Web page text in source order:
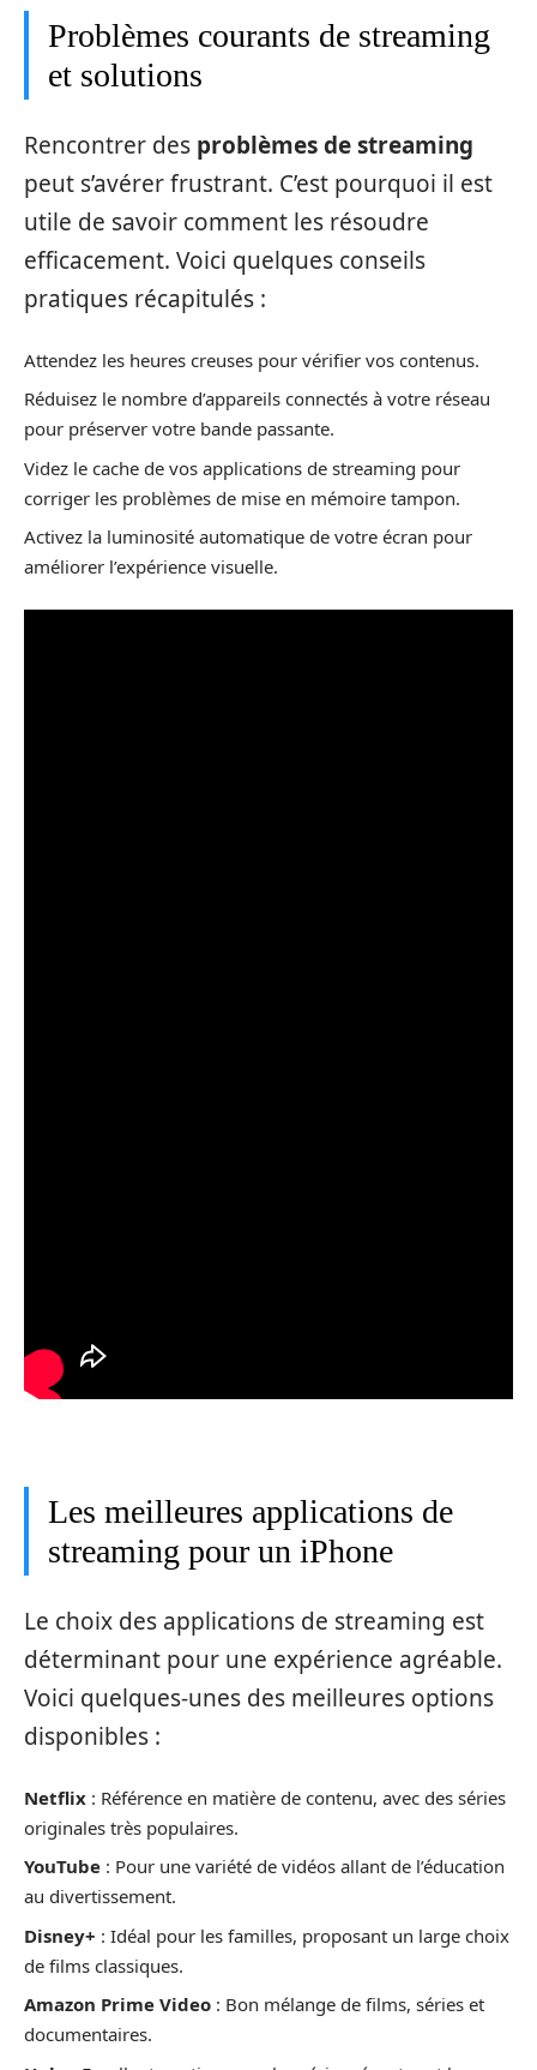
Problèmes courants de streaming
et solutions
Rencontrer des problèmes de streaming
peut s’avérer frustrant. C’est pourquoi il est
utile de savoir comment les résoudre
efficacement. Voici quelques conseils
pratiques récapitulés :
Attendez les heures creuses pour vérifier vos contenus.
Réduisez le nombre d’appareils connectés à votre réseau
pour préserver votre bande passante.
Videz le cache de vos applications de streaming pour
corriger les problèmes de mise en mémoire tampon.
Activez la luminosité automatique de votre écran pour
améliorer l’expérience visuelle.
Les meilleures applications de
streaming pour un iPhone
Le choix des applications de streaming est
déterminant pour une expérience agréable.
Voici quelques-unes des meilleures options
disponibles :
Netflix : Référence en matière de contenu, avec des séries
originales très populaires.
YouTube : Pour une variété de vidéos allant de l’éducation
au divertissement.
Disney+ : Idéal pour les familles, proposant un large choix
de films classiques.
Amazon Prime Video : Bon mélange de films, séries et
documentaires.